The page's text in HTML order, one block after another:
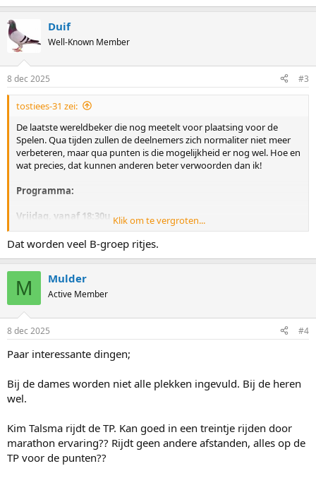
Duif
Well-Known Member
8 dec 2025 #3
tostiees-31 zei:
De laatste wereldbeker die nog meetelt voor plaatsing voor de
Spelen. Qua tijden zullen de deelnemers zich normaliter niet meer
verbeteren, maar qua punten is die mogelijkheid er nog wel. Hoe en
wat precies, dat kunnen anderen beter verwoorden dan ik!
Programma:
Vrijdag, vanaf 18:30u
500m heren
Zaterdag, vanaf 14:00u
1000m dames
1000m heren
3000m dames
5000m heren
TP dames
TP heren
500m dames
MS dames
MS heren
Mixed Relay
Klik om te vergroten...
Dat worden veel B-groep ritjes.
M Mulder
Active Member
8 dec 2025 #4
Paar interessante dingen;
Bij de dames worden niet alle plekken ingevuld. Bij de heren
wel.
Kim Talsma rijdt de TP. Kan goed in een treintje rijden door
marathon ervaring?? Rijdt geen andere afstanden, alles op de
TP voor de punten??